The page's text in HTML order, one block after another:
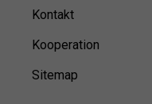
Kontakt
Kooperation
Sitemap